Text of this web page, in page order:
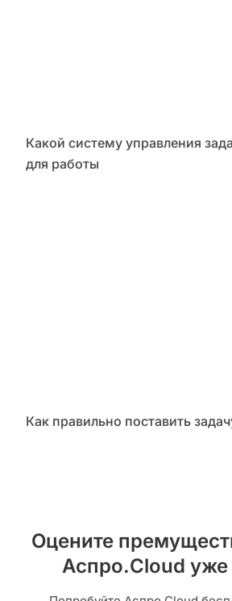
Какой систему управления
для работы
Как правильно поставить
Оцените
Аспро.Cloud уже